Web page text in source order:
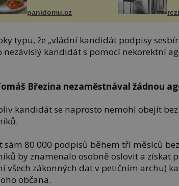
panidomu.cz
typu, že „vládní kandidát podpisy
nezávislý kandidát s pomocí nekorektní
Březina nezaměstnával žádnou
kandidát se naprosto nemohl obejít
sám 80 000 podpisů během tří měsíců
by znamenalo osobně oslovit a získat
všech zákonných dat v petičním archu)
občana.